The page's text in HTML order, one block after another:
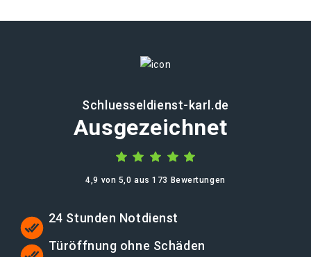
Schluesseldienst-karl.de
Ausgezeichnet
4,9 von 5,0 aus 173 Bewertungen
24 Stunden Notdienst
Türöffnung ohne Schäden